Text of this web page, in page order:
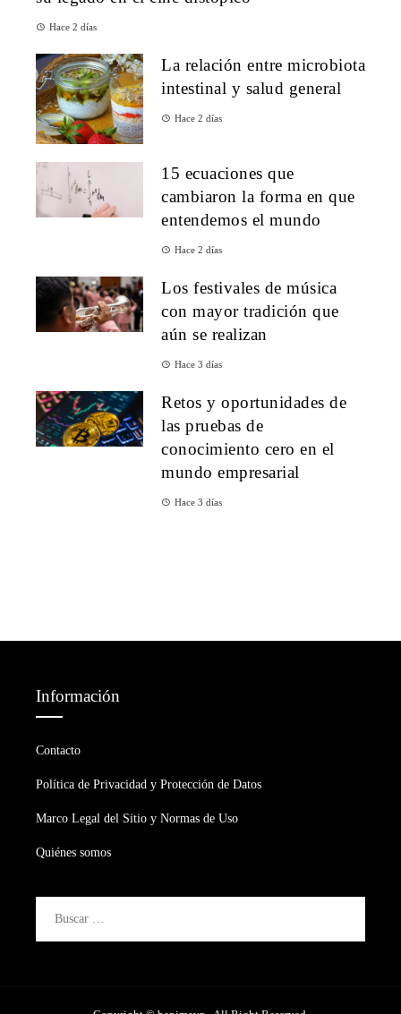
Hace 2 días
La relación entre microbiota
intestinal y salud general
Hace 2 días
15 ecuaciones que
cambiaron la forma en que
entendemos el mundo
Hace 2 días
Los festivales de música
con mayor tradición que
aún se realizan
Hace 3 días
Retos y oportunidades de
las pruebas de
conocimiento cero en el
mundo empresarial
Hace 3 días
Información
Contacto
Política de Privacidad y Protección de Datos
Marco Legal del Sitio y Normas de Uso
Quiénes somos